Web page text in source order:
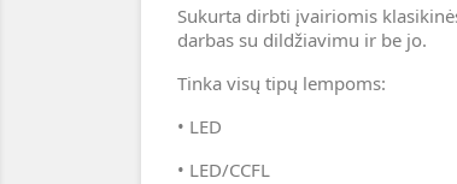
Sukurta dirbti įvairiomis
darbas su dildžiavimu ir be jo.
Tinka visų tipų lempoms:
• LED
• LED/CCFL